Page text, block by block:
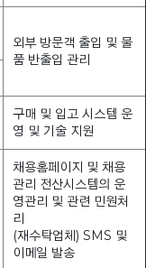
외부 방문객 출입 및 물
품 반출입 관리
구매 및 입고 시스템 운
영 및 기술 지원
채용홈페이지 및 채용
관리 전산시스템의 운
영관리 및 관련 민원처
리
(재수탁업체) SMS 및
이메일 발송